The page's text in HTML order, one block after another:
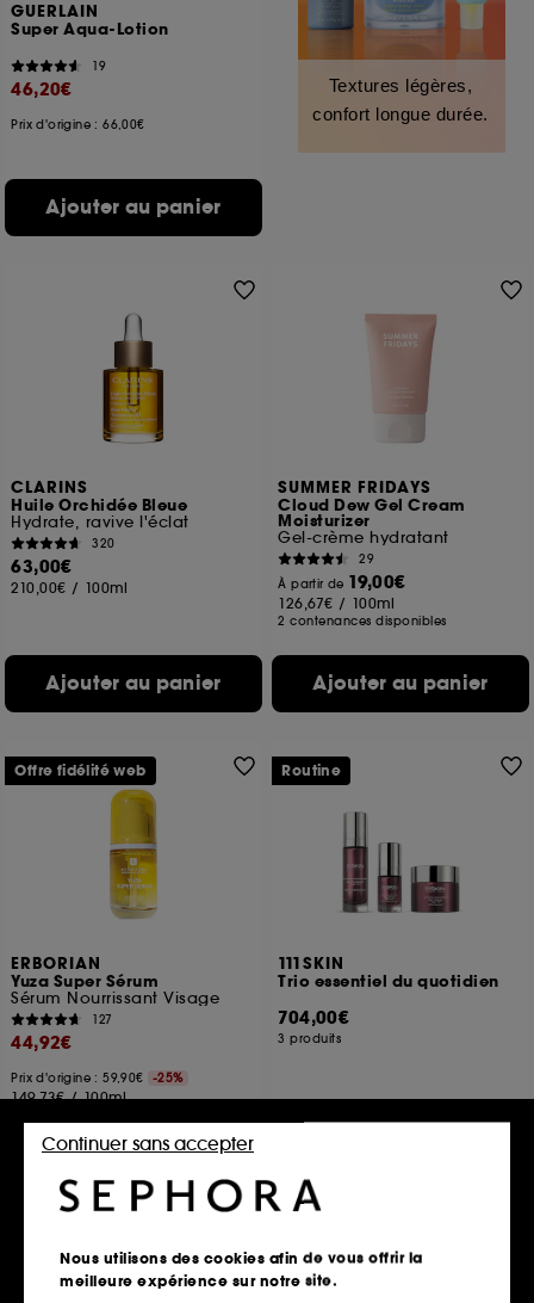
GUERLAIN
Super Aqua-Lotion
19
46,20€
Prix d'origine : 66,00€
Ajouter au panier
Textures légères,
confort longue durée.
CLARINS
Huile Orchidée Bleue
Hydrate, ravive l'éclat
320
63,00€
210,00€ / 100ml
Ajouter au panier
SUMMER FRIDAYS
Cloud Dew Gel Cream
Moisturizer
Gel-crème hydratant
29
À partir de 19,00€
126,67€ / 100ml
2 contenances disponibles
Ajouter au panier
ERBORIAN
Yuza Super Sérum
Sérum Nourrissant Visage
127
44,92€
Prix d'origine : 59,90€ -25%
149,73€ /100ml
Ajouter au panier
Offre fidélité web
111SKIN
Trio essentiel du quotidien
704,00€
3 produits
Routine
Nous utilisons des cookies afin de vous offrir la
meilleure expérience sur notre site.
Continuer sans accepter